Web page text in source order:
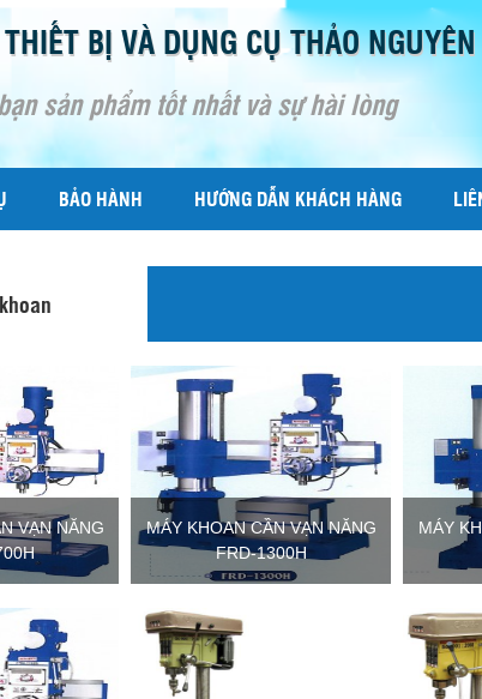
BỊ VÀ DỤNG CỤ THẢO NGUYÊN
sản phẩm tốt nhất và sự hài lòng
BẢO HÀNH HƯỚNG DẪN KHÁCH HÀNG
VẠN NĂNG
MÁY KHOAN CẦN VẠN NĂNG
FRD-1300H
MÁY